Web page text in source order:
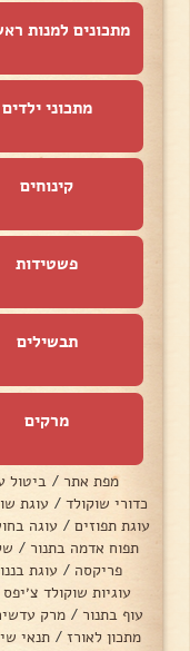
מתכונים למנות
מתכוני ילדים
קינוחים
פשטידות
תבשילים
מרקים
מפת אתר / ביטול
כדורי שוקולד / עוגת
עוגת תפוזים / עוגה
תפוח אדמה בתנור /
פריקסה / עוגת
עוגיות שוקולד צ׳יפס
עוף בתנור / מרק
מתכון לאורז / תנאי